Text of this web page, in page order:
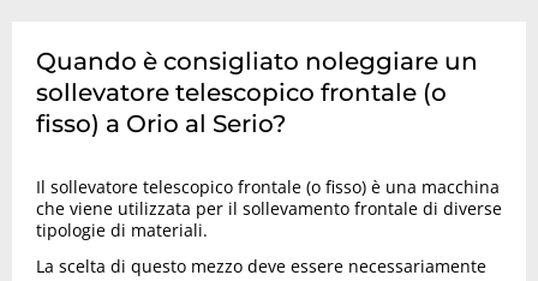
Quando è consigliato noleggiare un
sollevatore telescopico frontale (o
fisso) a Orio al Serio?
Il sollevatore telescopico frontale (o fisso) è una macchina
che viene utilizzata per il sollevamento frontale di diverse
tipologie di materiali.
La scelta di questo mezzo deve essere necessariamente